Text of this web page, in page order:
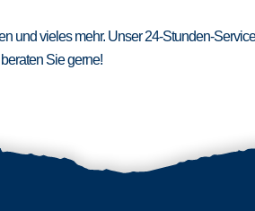
und vieles mehr. Unser 24-Stunden-
Sie gerne!